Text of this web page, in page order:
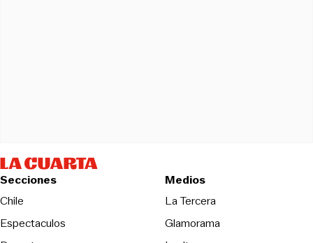
Secciones
Chile
Espectaculos
Medios
La TerceraOpens in new
Glamorama